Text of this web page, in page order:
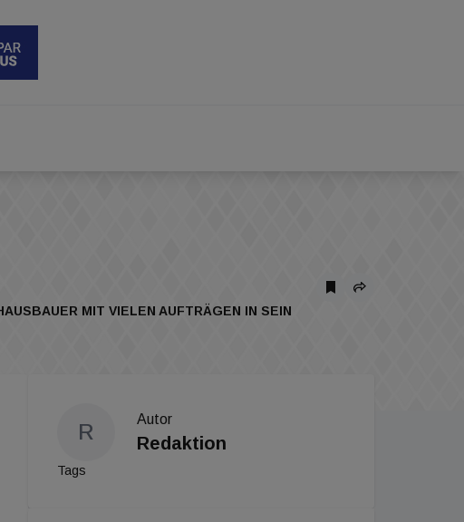
MIT VIELEN AUFTRÄGEN IN SEIN
R
Autor
Redaktion
Tags